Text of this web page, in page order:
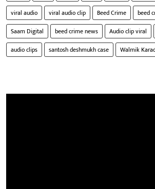
viral audio
viral audio clip Beed Crime beed
Saam Digital
beed crime news Audio clip viral
audio clips
santosh deshmukh case Walmik